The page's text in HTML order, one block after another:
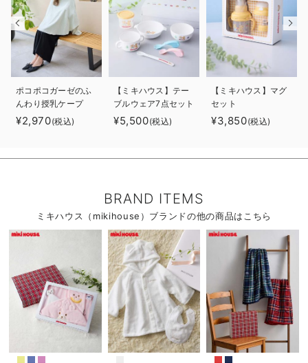
ポコポコガーゼのふ
んわり授乳ケープ
¥2,970(税込)
【ミキハウス】テー
ブルウェア7点セット
¥5,500(税込)
【ミキハウス】マグ
セット
¥3,850(税込)
BRAND ITEMS
ミキハウス（mikihouse）ブランドの他の商品はこちら